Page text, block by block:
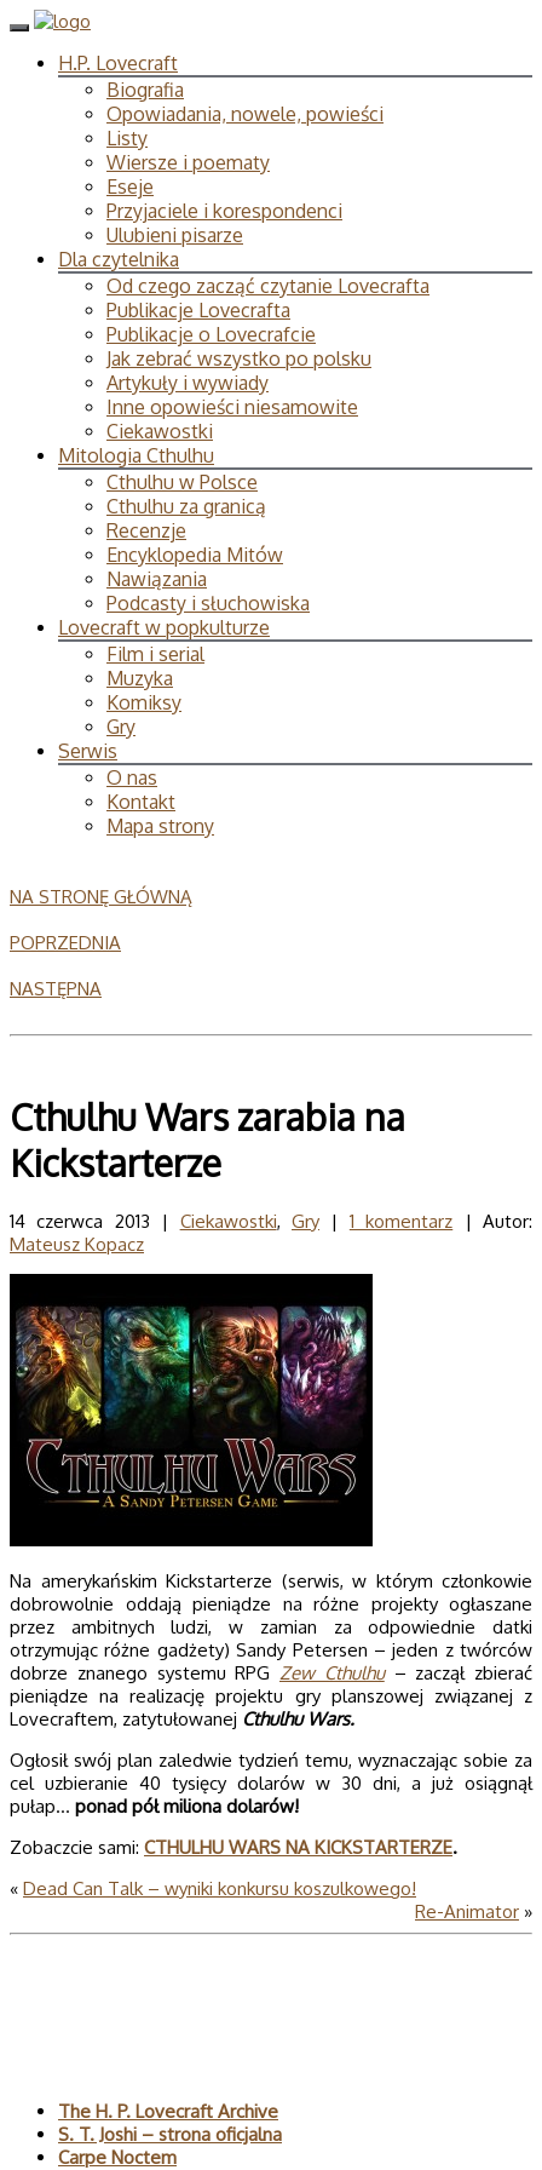
H.P. Lovecraft
Biografia
Opowiadania, nowele, powieści
Listy
Wiersze i poematy
Eseje
Przyjaciele i korespondenci
Ulubieni pisarze
Dla czytelnika
Od czego zacząć czytanie Lovecrafta
Publikacje Lovecrafta
Publikacje o Lovecrafcie
Jak zebrać wszystko po polsku
Artykuły i wywiady
Inne opowieści niesamowite
Ciekawostki
Mitologia Cthulhu
Cthulhu w Polsce
Cthulhu za granicą
Recenzje
Encyklopedia Mitów
Nawiązania
Podcasty i słuchowiska
Lovecraft w popkulturze
Film i serial
Muzyka
Komiksy
Gry
Serwis
O nas
Kontakt
Mapa strony
NA STRONĘ GŁÓWNĄ
POPRZEDNIA
NASTĘPNA
Cthulhu Wars zarabia na
Kickstarterze
14 czerwca 2013 | Ciekawostki,Gry | 1 komentarz | Autor:
Mateusz Kopacz
Na amerykańskim Kickstarterze (serwis, w którym członkowie
dobrowolnie oddają pieniądze na różne projekty ogłaszane
przez ambitnych ludzi, w zamian za odpowiednie datki
otrzymując różne gadżety) Sandy Petersen – jeden z twórców
dobrze znanego systemu RPG Zew Cthulhu– zaczął zbierać
pieniądze na realizację projektu gry planszowej związanej z
Lovecraftem, zatytułowanej Cthulhu Wars.
Ogłosił swój plan zaledwie tydzień temu, wyznaczając sobie za
cel uzbieranie 40 tysięcy dolarów w 30 dni, a już osiągnął
pułap… ponad pół miliona dolarów!
Zobaczcie sami: CTHULHU WARS NA KICKSTARTERZE.
« Dead Can Talk – wyniki konkursu koszulkowego!
Re-Animator »
The H. P. Lovecraft Archive
S. T. Joshi – strona oficjalna
Carpe Noctem